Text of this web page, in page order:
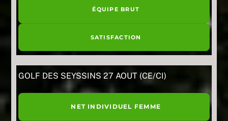
ÉQUIPE BRUT
SATISFACTION
GOLF DES SEYSSINS 27 AOUT (CE/CI)
NET INDIVIDUEL FEMME